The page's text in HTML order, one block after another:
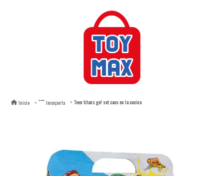
Inicio Imexporta Teen titans go! set caos en la cocina